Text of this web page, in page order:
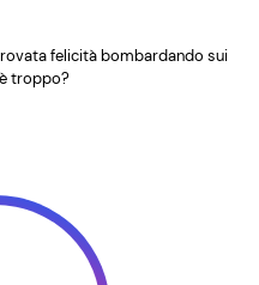
felicità bombardando sui
troppo?